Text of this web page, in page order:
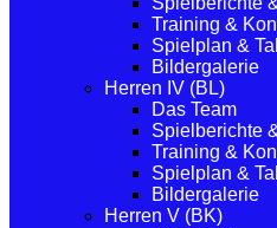
Training &
Spielplan &
Bildergalerie
Herren IV (BL)
Das Team
Spielberichte
Training &
Spielplan &
Bildergalerie
Herren V (BK)